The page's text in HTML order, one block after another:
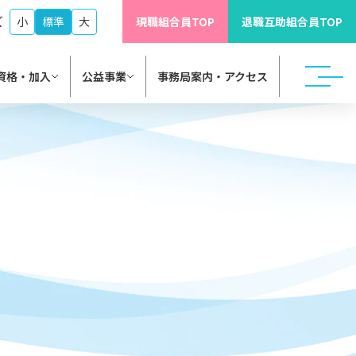
現職組合員TOP 退職互助組合員TOP
小 標準 大
格・加入 公益事業 事務局案内・アクセス